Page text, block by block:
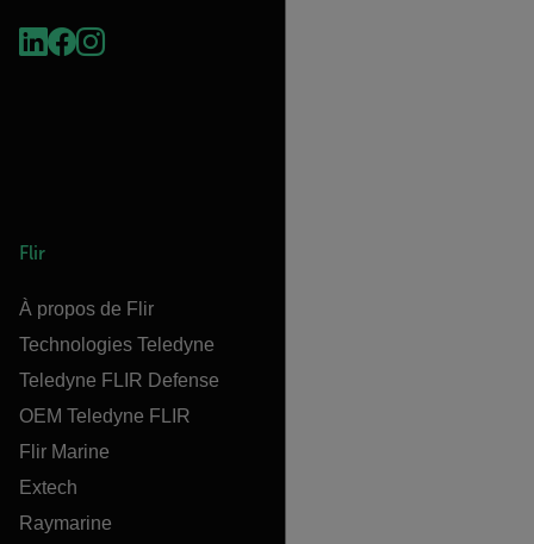
Flir
À propos de Flir
Technologies Teledyne
Teledyne FLIR Defense
OEM Teledyne FLIR
Flir Marine
Extech
Raymarine